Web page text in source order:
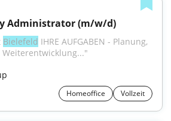
Administrator (m/w/d)
Bielefeld IHRE AUFGABEN - Planung,
Homeoffice Vollzeit